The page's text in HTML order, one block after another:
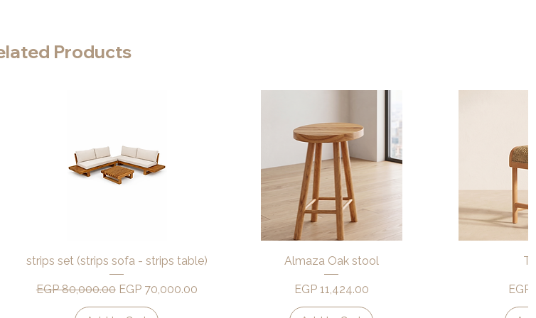
Products
Quick View
strips set (strips sofa - strips table)
Regular Price
EGP 80,000.00 Sale Price
EGP 70,000.00
Quick View
Almaza Oak stool
Price
EGP 11,424.00 Price
EGP